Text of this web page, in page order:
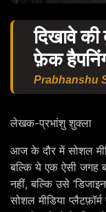
दिखावे की
फ़ेक
Prabhanshu
लेखक-प्रभांशु शुक्ला
आज के दौर में सोशल
बल्कि ये एक ऐसी जगह
नहीं, बल्कि उसे
सोशल मीडिया